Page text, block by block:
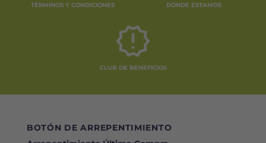
TÉRMINOS Y CONDICIONES DÓNDE ESTAMOS
CLUB DE BENEFICIOS
BOTÓN DE ARREPENTIMIENTO